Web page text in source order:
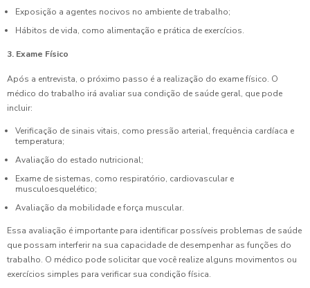
Exposição a agentes nocivos no ambiente de trabalho;
Hábitos de vida, como alimentação e prática de exercícios.
3. Exame Físico
Após a entrevista, o próximo passo é a realização do exame físico. O
médico do trabalho irá avaliar sua condição de saúde geral, que pode
incluir:
Verificação de sinais vitais, como pressão arterial, frequência cardíaca e
temperatura;
Avaliação do estado nutricional;
Exame de sistemas, como respiratório, cardiovascular e
musculoesquelético;
Avaliação da mobilidade e força muscular.
Essa avaliação é importante para identificar possíveis problemas de saúde
que possam interferir na sua capacidade de desempenhar as funções do
trabalho. O médico pode solicitar que você realize alguns movimentos ou
exercícios simples para verificar sua condição física.